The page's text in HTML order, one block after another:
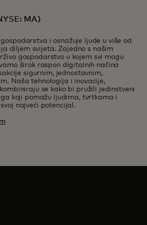
MA)
i osnažuje ljude u više od
diljem svijeta. Zajedno s našim
gospodarstvo u kojem svi mogu
širok raspon digitalnih načina
sigurnim, jednostavnim,
Naša tehnologija i inovacije,
se kako bi pružili jedinstveni
koji pomažu ljudima, tvrtkama i
najveći potencijal.